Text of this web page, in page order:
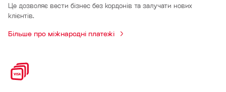
Це дозволяє вести бізнес без кордонів та залучати нових
клієнтів.
Більше про міжнародні платежі